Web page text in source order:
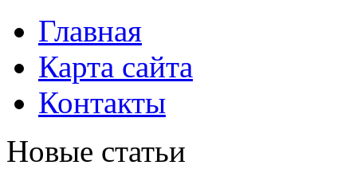
Главная
Карта сайта
Контакты
Новые статьи